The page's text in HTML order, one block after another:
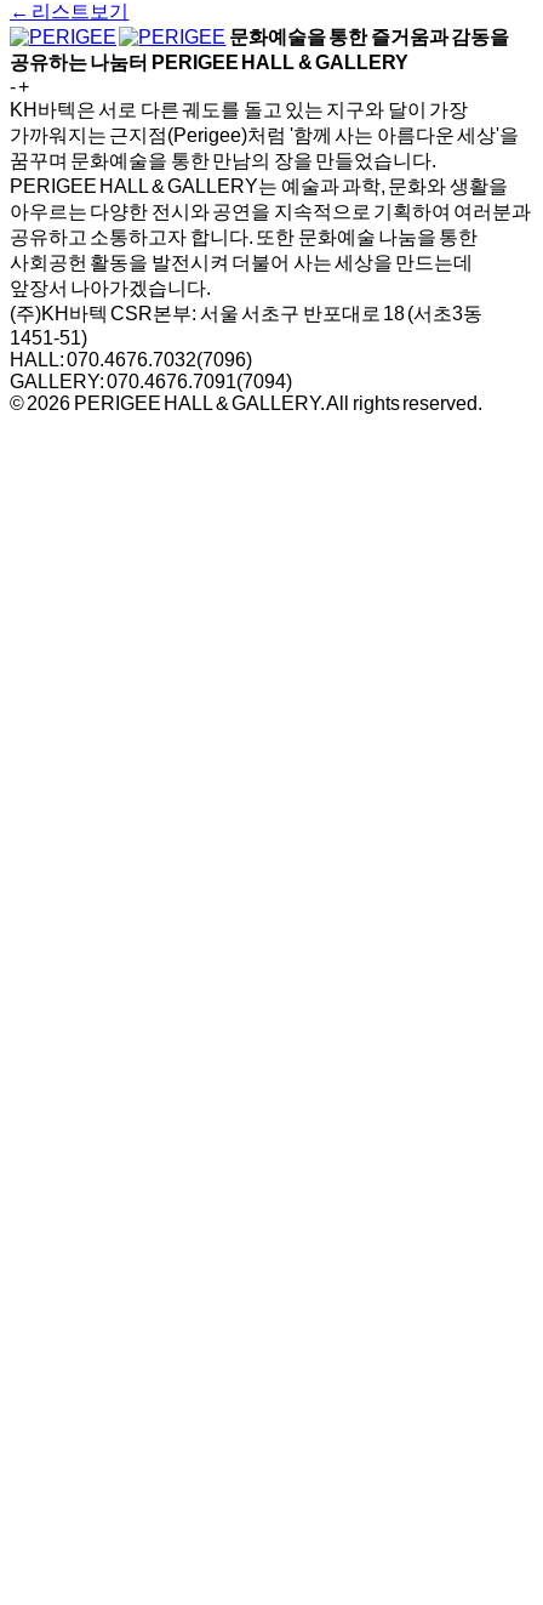
← 리스트보기
문화예술을 통한 즐거움과 감동을
공유하는 나눔터 PERIGEE HALL & GALLERY
-+
KH바텍은 서로 다른 궤도를 돌고 있는 지구와 달이 가장
가까워지는 근지점(Perigee)처럼 '함께 사는 아름다운 세상'을
꿈꾸며 문화예술을 통한 만남의 장을 만들었습니다.
PERIGEE HALL & GALLERY는 예술과 과학, 문화와 생활을
아우르는 다양한 전시와 공연을 지속적으로 기획하여 여러분과
공유하고 소통하고자 합니다. 또한 문화예술 나눔을 통한
사회공헌 활동을 발전시켜 더불어 사는 세상을 만드는데
앞장서 나아가겠습니다.
(주)KH바텍 CSR본부: 서울 서초구 반포대로 18 (서초3동
1451-51)
HALL: 070.4676.7032(7096)
GALLERY: 070.4676.7091(7094)
© 2026 PERIGEE HALL & GALLERY.All rights reserved.